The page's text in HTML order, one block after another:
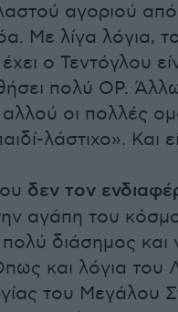
αγοριού
Με λίγα λόγια,
ο Τεντόγλου
πολύ OP.
οι πολλές
λάστιχο». Και
δεν τον
αγάπη του
πολύ διάσημος
και λόγια του
του Μεγάλου